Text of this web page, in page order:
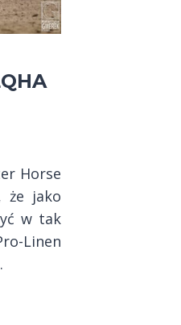
Horse
że jako
w tak
Linen